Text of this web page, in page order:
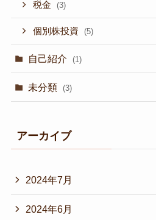
税金 (3)
個別株投資 (5)
自己紹介 (1)
未分類 (3)
アーカイブ
2024年7月
2024年6月